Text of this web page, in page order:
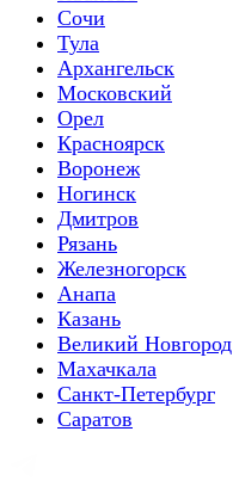
Сочи
Тула
Архангельск
Московский
Орел
Красноярск
Воронеж
Ногинск
Дмитров
Рязань
Железногорск
Анапа
Казань
Великий Новгород
Махачкала
Санкт-Петербург
Саратов